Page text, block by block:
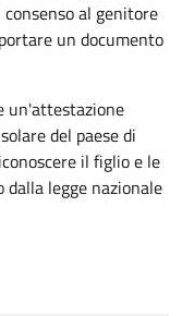
al genitore
un documento
un'attestazione
del paese di
il figlio e le
legge nazionale